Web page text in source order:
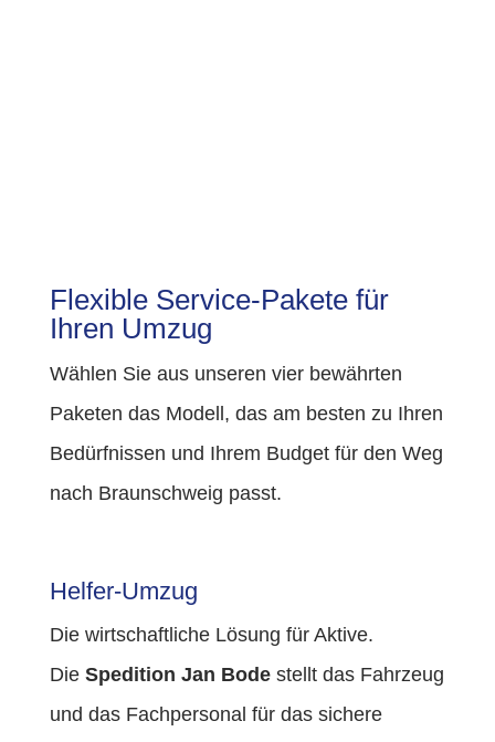
Flexible Service-Pakete für
Ihren Umzug
Wählen Sie aus unseren vier bewährten
Paketen das Modell, das am besten zu Ihren
Bedürfnissen und Ihrem Budget für den Weg
nach Braunschweig passt.
Helfer-Umzug
Die wirtschaftliche Lösung für Aktive.
Die Spedition Jan Bode stellt das Fahrzeug
und das Fachpersonal für das sichere